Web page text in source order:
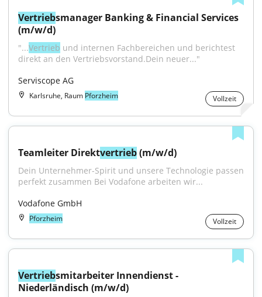
Vertriebsmanager Banking & Financial Services
(m/w/d)
"...Vertrieb und internen Fachbereichen und berichtest
direkt an den Vertriebsvorstand.Dein neuer..."
Serviscope AG
Karlsruhe, Raum Pforzheim Vollzeit
Teamleiter Direktvertrieb (m/w/d)
Dein Unternehmer-Spirit und unsere Technologie passen
perfekt zusammen Bei Vodafone arbeiten wir...
Vodafone GmbH
Pforzheim Vollzeit
Vertriebsmitarbeiter Innendienst -
Niederländisch (m/w/d)